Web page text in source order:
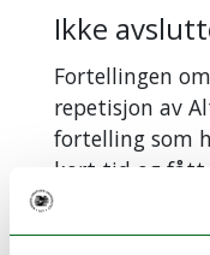
Ikke
Fortellingen
repetisjon av
fortelling som
kort tid og fått